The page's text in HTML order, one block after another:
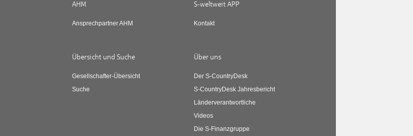
AHM
Ansprechpartner AHM
S-weltweit APP
Kontakt
Übersicht und Suche
Gesellschafter-Übersicht
Suche
Über uns
Der S-CountryDesk
S-CountryDesk Jahresbericht
Länderverantwortliche
Videos
Die S-Finanzgruppe